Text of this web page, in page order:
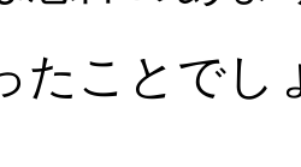
たことでし